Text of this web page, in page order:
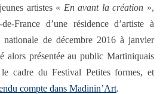
artistes « En avant la création »,
France d’une résidence d’artiste à
de décembre 2016 à janvier
alors présentée au public Martiniquais
cadre du Festival Petites formes, et
compte dans Madinin’Art.